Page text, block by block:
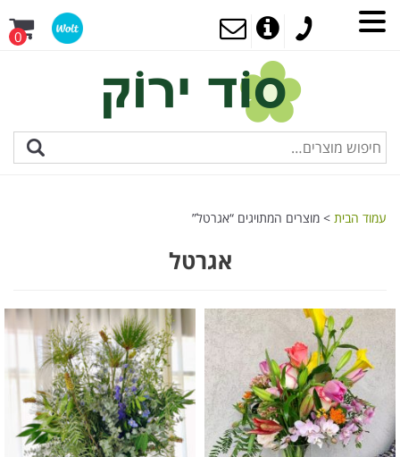
0
עמוד הבית > מוצרים המתויגים “אגרטל”
אגרטל